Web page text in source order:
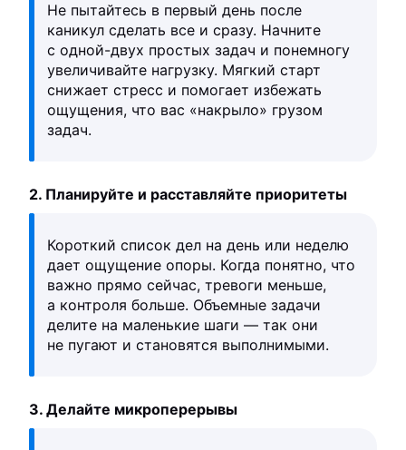
Не пытайтесь в первый день после
каникул сделать все и сразу. Начните
с одной-двух простых задач и понемногу
увеличивайте нагрузку. Мягкий старт
снижает стресс и помогает избежать
ощущения, что вас «накрыло» грузом
задач.
2. Планируйте и расставляйте приоритеты
Короткий список дел на день или неделю
дает ощущение опоры. Когда понятно, что
важно прямо сейчас, тревоги меньше,
а контроля больше. Объемные задачи
делите на маленькие шаги — так они
не пугают и становятся выполнимыми.
3. Делайте микроперерывы